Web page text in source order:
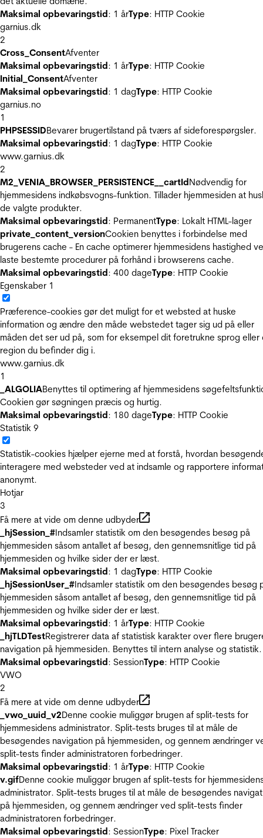
Maksimal opbevaringstid: 1 årType: HTTP Cookie
garnius.dk
2
Cross_ConsentAfventer
Maksimal opbevaringstid: 1 årType: HTTP Cookie
Initial_ConsentAfventer
Maksimal opbevaringstid: 1 dagType: HTTP Cookie
garnius.no
1
PHPSESSIDBevarer brugertilstand på tværs af sideforespørgsler.
Maksimal opbevaringstid: 1 dagType: HTTP Cookie
www.garnius.dk
2
M2_VENIA_BROWSER_PERSISTENCE__cartIdNødvendig for
hjemmesidens indkøbsvogns-funktion. Tillader hjemmesiden at
de valgte produkter.
Maksimal opbevaringstid: PermanentType: Lokalt HTML-lager
private_content_versionCookien benyttes i forbindelse med
brugerens cache - En cache optimerer hjemmesidens hastighed
laste bestemte procedurer på forhånd i browserens cache.
Maksimal opbevaringstid: 400 dageType: HTTP Cookie
Egenskaber 1
Præference-cookies gør det muligt for et websted at huske
information og ændre den måde webstedet tager sig ud på eller
måden det ser ud på, som for eksempel dit foretrukne sprog eller
region du befinder dig i.
www.garnius.dk
1
_ALGOLIABenyttes til optimering af hjemmesidens
Cookien gør søgningen præcis og hurtig.
Maksimal opbevaringstid: 180 dageType: HTTP Cookie
Statistik 9
Statistik-cookies hjælper ejerne med at forstå, hvordan
interagere med websteder ved at indsamle og rapportere
anonymt.
Hotjar
3
Få mere at vide om denne udbyder
_hjSession_#Indsamler statistik om den besøgendes besøg på
hjemmesiden såsom antallet af besøg, den gennemsnitlige tid på
hjemmesiden og hvilke sider der er læst.
Maksimal opbevaringstid: 1 dagType: HTTP Cookie
_hjSessionUser_#Indsamler statistik om den besøgendes besøg
hjemmesiden såsom antallet af besøg, den gennemsnitlige tid på
hjemmesiden og hvilke sider der er læst.
Maksimal opbevaringstid: 1 årType: HTTP Cookie
_hjTLDTestRegistrerer data af statistisk karakter over flere
navigation på hjemmesiden. Benyttes til intern analyse og statistik.
Maksimal opbevaringstid: SessionType: HTTP Cookie
VWO
2
Få mere at vide om denne udbyder
_vwo_uuid_v2Denne cookie muliggør brugen af split-tests for
hjemmesidens administrator. Split-tests bruges til at måle de
besøgendes navigation på hjemmesiden, og gennem ændringer
split-tests finder administratoren forbedringer.
Maksimal opbevaringstid: 1 årType: HTTP Cookie
v.gifDenne cookie muliggør brugen af split-tests for
administrator. Split-tests bruges til at måle de besøgendes
på hjemmesiden, og gennem ændringer ved split-tests finder
administratoren forbedringer.
Maksimal opbevaringstid: SessionType: Pixel Tracker